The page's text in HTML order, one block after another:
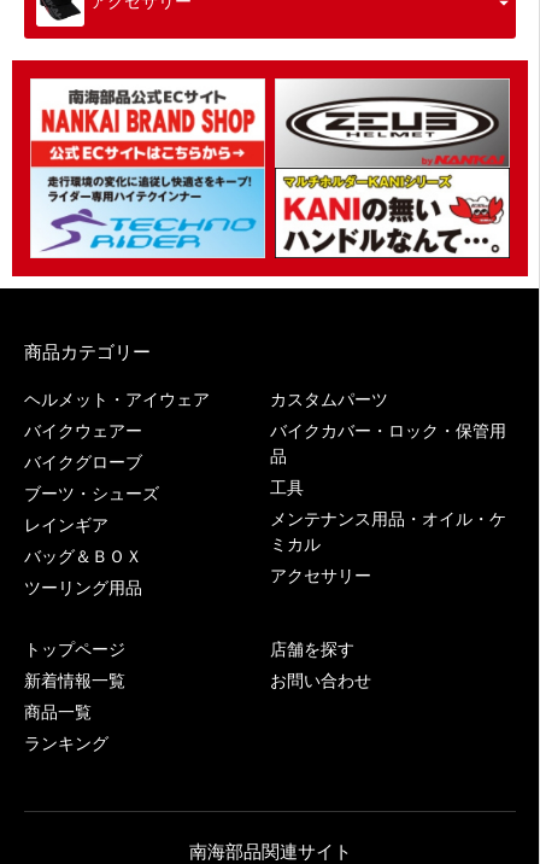
商品カテゴリー
ヘルメット・アイウェア
バイクウェアー
バイクグローブ
ブーツ・シューズ
レインギア
バッグ＆ＢＯＸ
ツーリング用品
カスタムパーツ
バイクカバー・ロック・保管用
品
工具
メンテナンス用品・オイル・ケ
ミカル
アクセサリー
トップページ
新着情報一覧
商品一覧
ランキング
店舗を探す
お問い合わせ
南海部品関連サイト